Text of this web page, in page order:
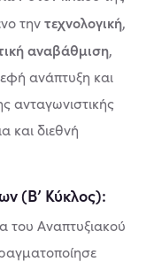
τηντεχνολογική,
αναβάθμιση,
ανάπτυξη και
ανταγωνιστικής
και διεθνή
(Β’ Κύκλος):
του Αναπτυξιακού